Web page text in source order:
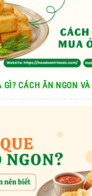
CÁCH ĂN NGON